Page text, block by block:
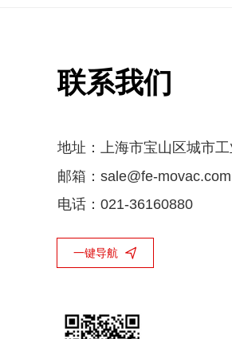
联系我们
地址：上海市宝山区城市
邮箱： sale@fe-movac.com
电话： 021-36160880
一键导航